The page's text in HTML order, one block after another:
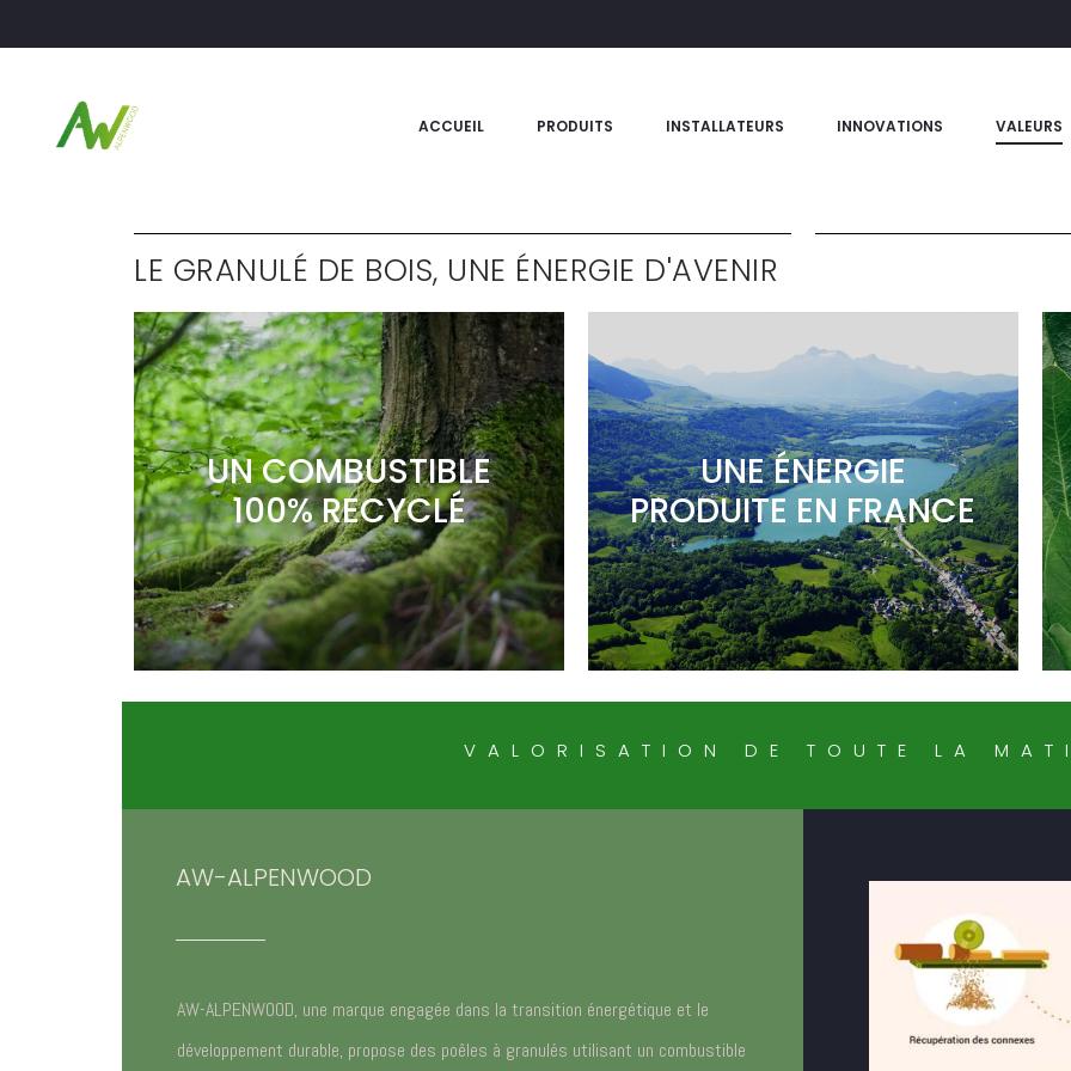
ACCUEIL PRODUITS INSTALLATEURS INNOVATIONS VALEURS
LE GRANULÉ DE BOIS, UNE ÉNERGIE D'AVENIR
UN COMBUSTIBLE
100% RECYCLÉ
UNE ÉNERGIE
PRODUITE EN FRANCE
VALORISATION DE TOUTE LA
AW-ALPENWOOD
AW-ALPENWOOD, une marque engagée dans la transition énergétique et le
développement durable, propose des poêles à granulés utilisant un combustible